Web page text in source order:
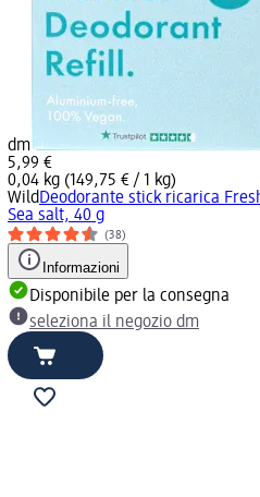
dm
5,99 €
0,04 kg (149,75 € / 1 kg)
WildDeodorante stick ricarica
Sea salt, 40 g
(38)
Informazioni
Disponibile per la consegna
seleziona il negozio dm